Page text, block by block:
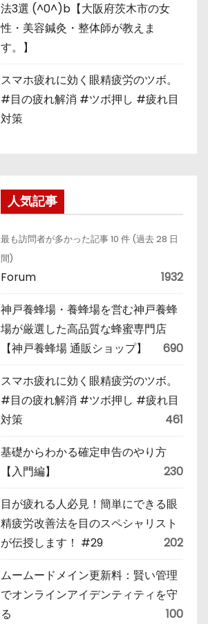
法3選 (^0^)b【大阪府茨木市の女
性・美容鍼灸・整体師が教えま
す。】
スマホ疲れに効く眼精疲労のツボ。
#目の疲れ解消 #ツボ押し #疲れ目
対策
人気記事
最も訪問者が多かった記事 10 件 (過去 28 日
間)
Forum 1932
神戸養蜂場・養蜂場を営む神戸養蜂
場が厳選した高品質な蜂蜜専門店
【神戸養蜂場 通販ショップ】
690
スマホ疲れに効く眼精疲労のツボ。
#目の疲れ解消 #ツボ押し #疲れ目
対策
461
基礎からわかる確定申告のやり方
【入門編】
230
目が疲れる人必見！簡単にできる眼
精疲労改善法を目のスペシャリスト
が伝授します！ #29
202
ムームードメイン更新料：賢い管理
でオンラインアイデンティティを守
る
100